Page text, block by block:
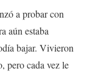
a probar con
aún estaba
bajar. Vivieron
pero cada vez le